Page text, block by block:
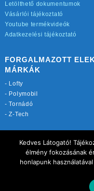
Letölthető dokumentumok
Vásárlói tájékoztató
Youtube termékvideók
Adatkezelési tájékoztató
FORGALMAZOTT
MÁRKÁK
- Lofty
- Polymobil
-Tornádó
-Z-Tech
rekordmobil.hu
elektromos-kerekparbolt.hu
motorkerekparalkatreszek.hu
Kedves Látogató!
élmény fokozásának
honlapunk